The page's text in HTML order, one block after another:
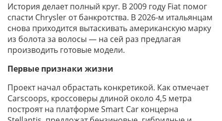
История делает полный круг. В 2009 году Fiat помог
спасти Chrysler от банкротства. В 2026-м итальянцам
снова приходится вытаскивать американскую марку
из болота за волосы — на сей раз предлагая
производить готовые модели.
Первые признаки жизни
Проект начал обрастать конкретикой. Как отмечает
Carscoops, кроссоверы длиной около 4,5 метра
построят на платформе Smart Car концерна